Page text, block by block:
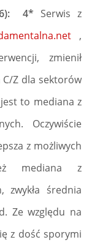
6): 4* Serwis z
,
zmienił
Z dla sektorów
to mediana z
Oczywiście
z możliwych
mediana z
zwykła średnia
Ze względu na
z dość sporymi